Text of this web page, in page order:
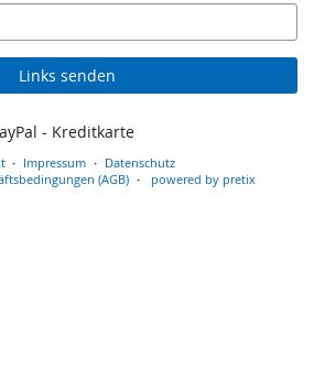
Links senden
- Kreditkarte
Impressum
Datenschutz
(AGB)
powered by pretix